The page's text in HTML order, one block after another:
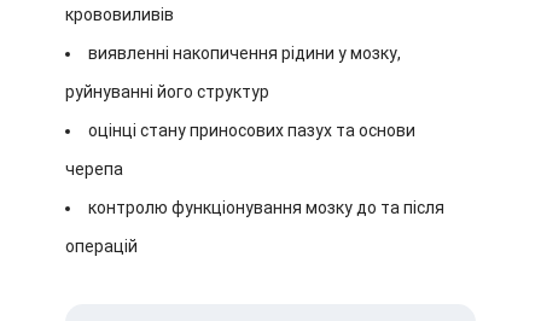
крововиливів
виявленні накопичення рідини у мозку,
руйнуванні його структур
оцінці стану приносових пазух та основи
черепа
контролю функціонування мозку до та після
операцій